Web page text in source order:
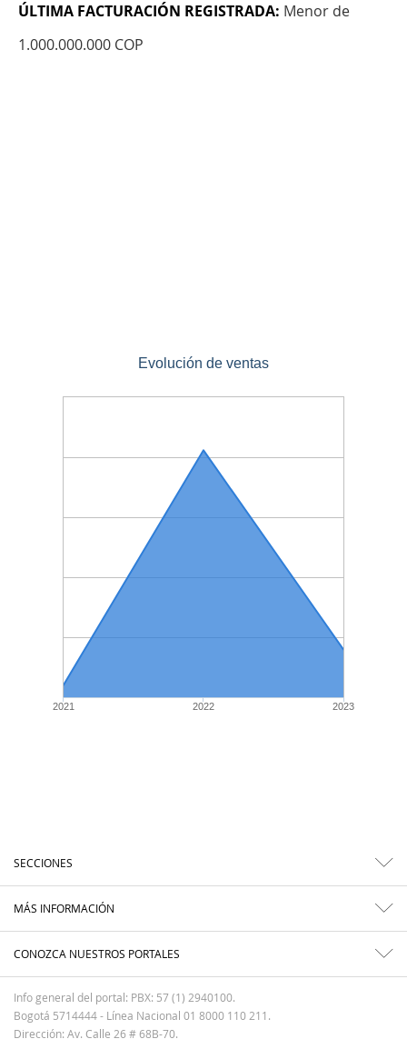
ÚLTIMA FACTURACIÓN REGISTRADA: Menor de
1.000.000.000 COP
Evolución de ventas
2021 2022 2023
SECCIONES
MÁS INFORMACIÓN
CONOZCA NUESTROS PORTALES
Info general del portal: PBX: 57 (1) 2940100.
Bogotá 5714444 - Línea Nacional 01 8000 110 211.
Dirección: Av. Calle 26 # 68B-70.